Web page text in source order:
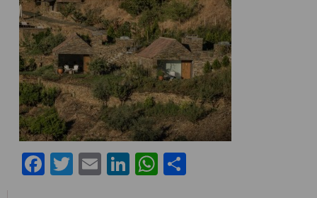
Facebook
Twitter
EmailLinkedIn
WhatsApp